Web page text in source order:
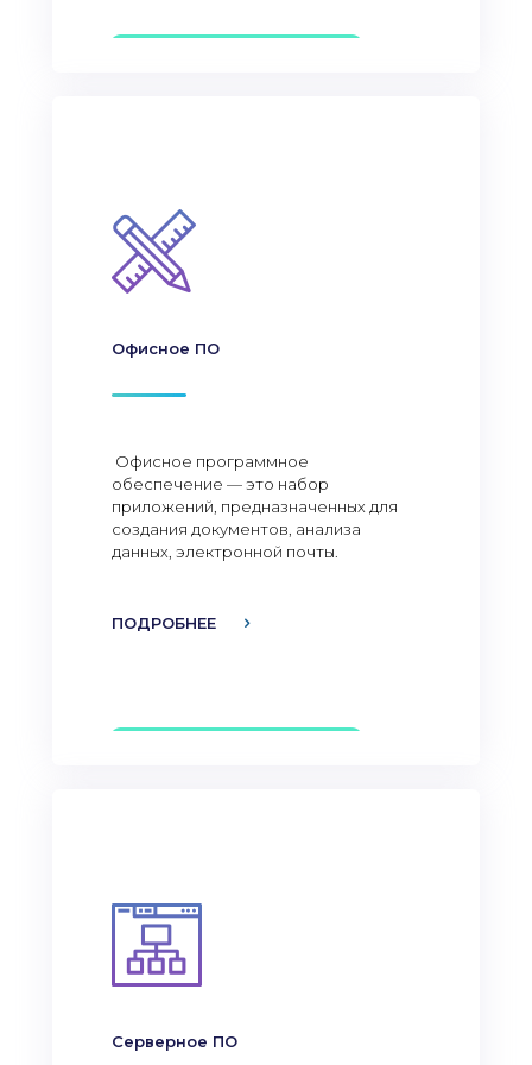
Офисное ПО
Офисное программное
обеспечение — это набор
приложений, предназначенных для
создания документов, анализа
данных, электронной почты.
ПОДРОБНЕЕ
Серверное ПО